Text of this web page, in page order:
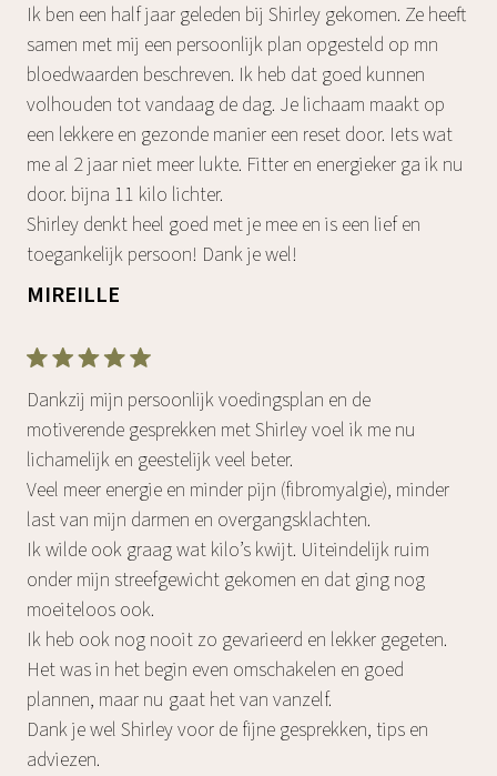
Ik ben een half jaar geleden bij Shirley gekomen. Ze heeft
samen met mij een persoonlijk plan opgesteld op mn
bloedwaarden beschreven. Ik heb dat goed kunnen
volhouden tot vandaag de dag. Je lichaam maakt op
een lekkere en gezonde manier een reset door. Iets wat
me al 2 jaar niet meer lukte. Fitter en energieker ga ik nu
door. bijna 11 kilo lichter.
Shirley denkt heel goed met je mee en is een lief en
toegankelijk persoon! Dank je wel!
MIREILLE
Dankzij mijn persoonlijk voedingsplan en de
motiverende gesprekken met Shirley voel ik me nu
lichamelijk en geestelijk veel beter.
Veel meer energie en minder pijn (fibromyalgie), minder
last van mijn darmen en overgangsklachten.
Ik wilde ook graag wat kilo’s kwijt. Uiteindelijk ruim
onder mijn streefgewicht gekomen en dat ging nog
moeiteloos ook.
Ik heb ook nog nooit zo gevarieerd en lekker gegeten.
Het was in het begin even omschakelen en goed
plannen, maar nu gaat het van vanzelf.
Dank je wel Shirley voor de fijne gesprekken, tips en
adviezen.